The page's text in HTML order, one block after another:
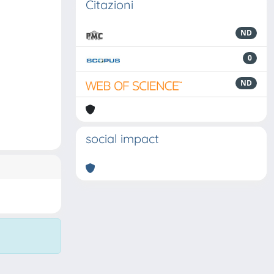
Citazioni
ND
0
ND
social impact